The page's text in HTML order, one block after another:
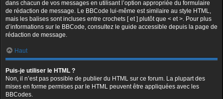
dans chacun de vos messages en utilisant l’option appropriée du formulaire
de rédaction de message. Le BBCode lui-même est similaire au style HTML,
mais les balises sont incluses entre crochets [ et ] plutôt que < et >. Pour plus
d’informations sur le BBCode, consultez le guide accessible depuis la page de
rédaction de message.
Haut
Puis-je utiliser le HTML ?
Non, il n’est pas possible de publier du HTML sur ce forum. La plupart des
mises en forme permises par le HTML peuvent être appliquées avec les
BBCodes.